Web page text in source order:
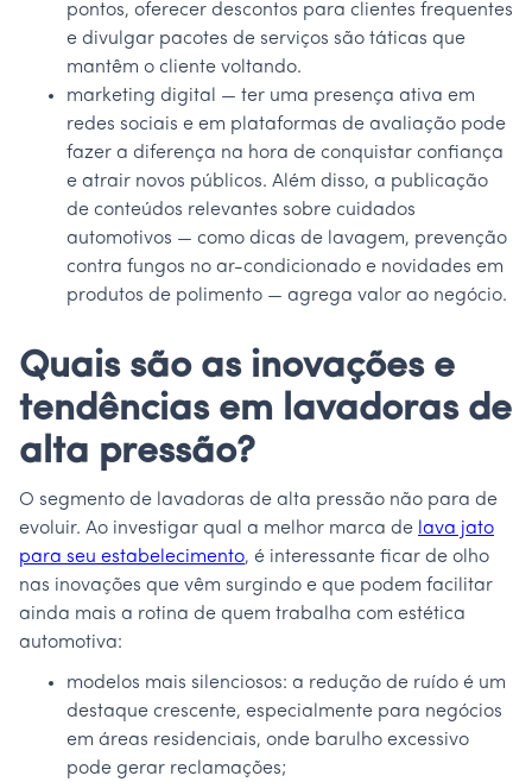
pontos, oferecer descontos para clientes frequentes
e divulgar pacotes de serviços são táticas que
mantêm o cliente voltando.
marketing digital — ter uma presença ativa em
redes sociais e em plataformas de avaliação pode
fazer a diferença na hora de conquistar confiança
e atrair novos públicos. Além disso, a publicação
de conteúdos relevantes sobre cuidados
automotivos — como dicas de lavagem, prevenção
contra fungos no ar-condicionado e novidades em
produtos de polimento — agrega valor ao negócio.
Quais são as inovações e
tendências em lavadoras de
alta pressão?
O segmento de lavadoras de alta pressão não para de
evoluir. Ao investigar qual a melhor marca de lava jato
para seu estabelecimento, é interessante ficar de olho
nas inovações que vêm surgindo e que podem facilitar
ainda mais a rotina de quem trabalha com estética
automotiva:
modelos mais silenciosos: a redução de ruído é um
destaque crescente, especialmente para negócios
em áreas residenciais, onde barulho excessivo
pode gerar reclamações;